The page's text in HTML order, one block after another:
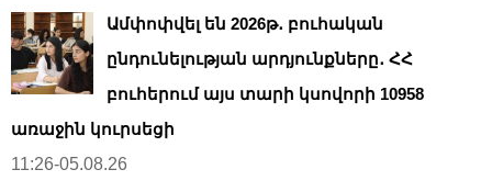
Ամփոփվել են 2026թ․ բուհական
ընդունելության արդյունքները․ ՀՀ
բուհերում այս տարի կսովորի 10958
առաջին կուրսեցի
11:26-05.08.26